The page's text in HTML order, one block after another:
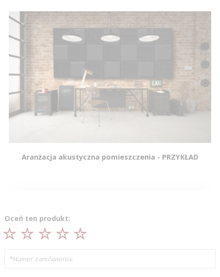
Aranżacja akustyczna pomieszczenia - PRZYKŁAD
Oceń ten produkt:
*Numer zamówienia: